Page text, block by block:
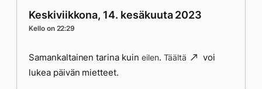
Keskiviikkona, 14. kesäkuuta 2023
Kello on 22:29
Samankaltainen tarina kuin eilen. Täältä
voi
lukea päivän mietteet.